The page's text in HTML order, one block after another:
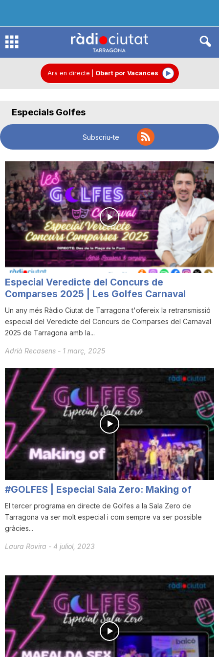
R
C
i
u
t
a
t
T
a
r
a
Ara en directe Obert por Vacances
Especials Golfes
Subscriu-te
Especial Veredicte del Concurs de
Comparses 2025 | Les Golfes Carnaval
Un any més Ràdio Ciutat de Tarragona t'ofereix la retransmissió
especial del Veredicte del Concurs de Comparses del Carnaval
2025 de Tarragona amb la...
Adrià Recasens - 1 març, 2025
#GOLFES | Especial Sala Zero: Making of
El tercer programa en directe de Golfes a la Sala Zero de
Tarragona va ser molt especial i com sempre va ser possible
gràcies...
Laura Rovira - 4 juliol, 2023